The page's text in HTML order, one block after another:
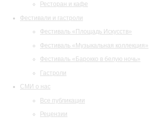
Ресторан и кафе
Фестивали и гастроли
Фестиваль «Площадь Искусств»
Фестиваль «Музыкальная коллекция»
Фестиваль «Барокко в белую ночь»
Гастроли
СМИ о нас
Все публикации
Рецензии